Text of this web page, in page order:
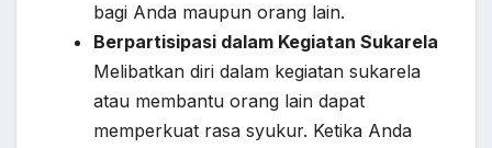
bagi Anda maupun orang lain.
Berpartisipasi dalam Kegiatan Sukarela
Melibatkan diri dalam kegiatan sukarela
atau membantu orang lain dapat
memperkuat rasa syukur. Ketika Anda